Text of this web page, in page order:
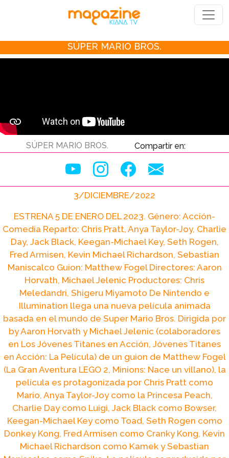
SÚPER MARIO BROS.
SÚPER MARIO BROS. Compartir en:
3/DICIEMBRE/2022
ESTRENA 5 DE ENERO DEL 2023. Género: Acción-
Comedia Reparto: Chris Pratt, Anya Taylor-Joy, Charlie
Day, Jack Black, Keegan-Michael Key, Seth Rogen,
Fred Armisen, Kevin Michael Richardson, Sebastian
Maniscalco Guion: Matthew Fogel Directores: Aaron
Horvath, Michael Jelenic Productores: Chris
Meledandri, Shigeru Miyamoto De Nintendo e
Illumination llega una nueva película animada
basada en el mundo de Super Mario Bros. Dirigida por
by Aaron Horvath y Michael Jelenic (colaboradores
en Los Jóvenes Titanes en Acción, Jóvenes Titanes
en Acción: La Película) de un guion de Matthew Fogel
(La Gran Aventura LEGO 2, Minions: Nace un villano), la
película es protagonizada por Chris Pratt como
Mario, Anya Taylor-Joy como la Princesa Peach,
Charlie Day como Luigi, Jack Black como Bowser,
Keegan-Michael Key como Toad, Seth Rogen como
Donkey Kong, Fred Armisen como Cranky Kong, Kevin
Michael Richardson como Kamek y Sebastian